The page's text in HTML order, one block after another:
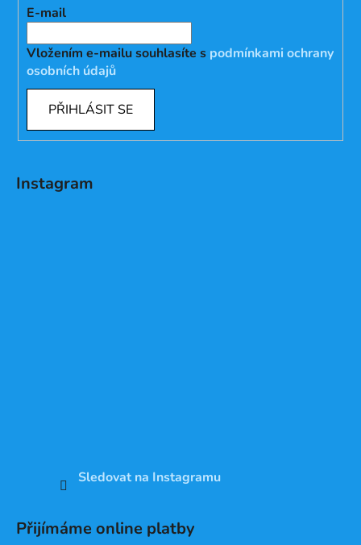
E-mail
Vložením e-mailu souhlasíte s podmínkami ochrany
osobních údajů
PŘIHLÁSIT SE
Instagram
Sledovat na Instagramu
Přijímáme online platby